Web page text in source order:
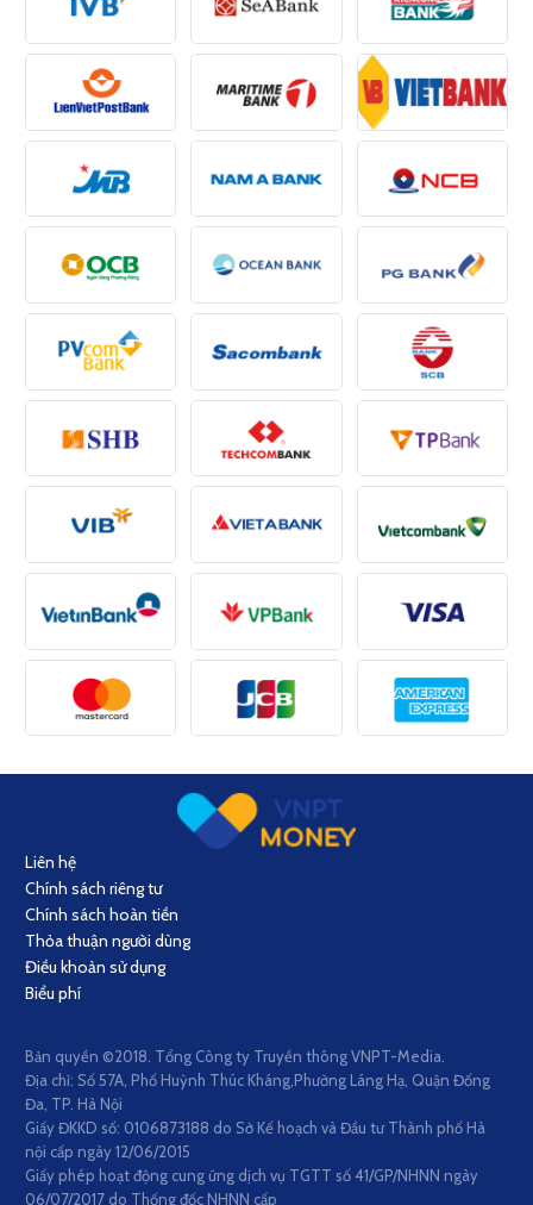
Liên hệ
Chính sách riêng tư
Chính sách hoàn tiền
Thỏa thuận người dùng
Điều khoản sử dụng
Biểu phí
Bản quyền ©2018. Tổng Công ty Truyền thông VNPT-Media.
Địa chỉ: Số 57A, Phố Huỳnh Thúc Kháng,Phường Láng Hạ, Quận Đống
Đa, TP. Hà Nội
Giấy ĐKKD số: 0106873188 do Sở Kế hoạch và Đầu tư Thành phố Hà
nội cấp ngày 12/06/2015
Giấy phép hoạt động cung ứng dịch vụ TGTT số 41/GP/NHNN ngày
06/07/2017 do Thống đốc NHNN cấp